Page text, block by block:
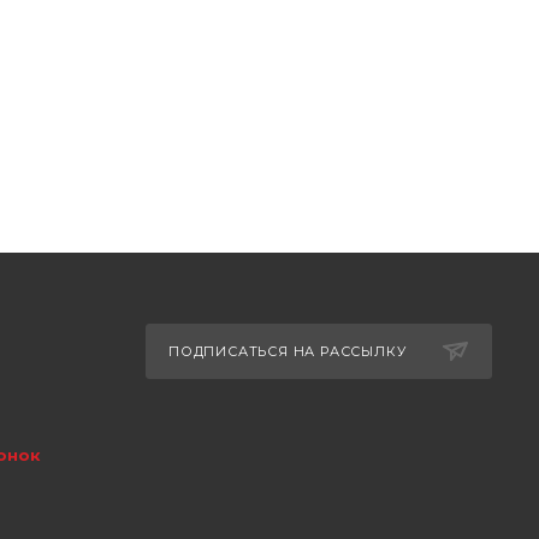
ПОДПИСАТЬСЯ НА РАССЫЛКУ